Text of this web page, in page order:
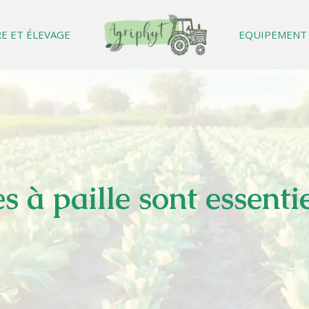
ET ÉLEVAGE EQUIPEMENT
à paille sont